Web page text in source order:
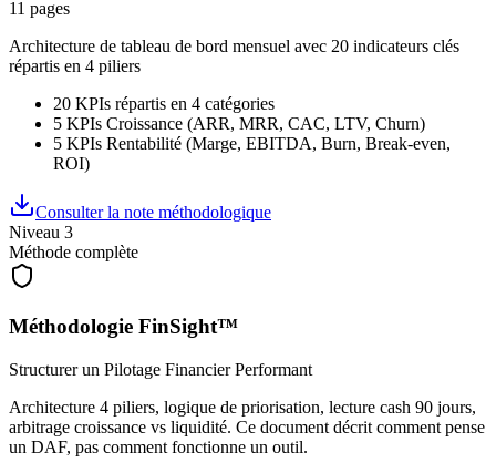
11 pages
Architecture de tableau de bord mensuel avec 20 indicateurs clés
répartis en 4 piliers
20 KPIs répartis en 4 catégories
5 KPIs Croissance (ARR, MRR, CAC, LTV, Churn)
5 KPIs Rentabilité (Marge, EBITDA, Burn, Break-even,
ROI)
Consulter la note méthodologique
Niveau 3
Méthode complète
Méthodologie FinSight™
Structurer un Pilotage Financier Performant
Architecture 4 piliers, logique de priorisation, lecture cash 90 jours,
arbitrage croissance vs liquidité. Ce document décrit comment pense
un DAF, pas comment fonctionne un outil.